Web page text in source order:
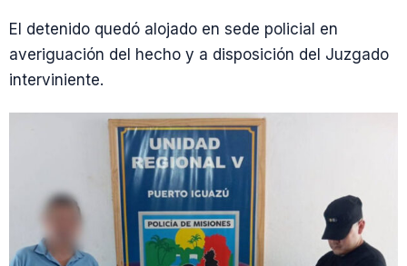
El detenido quedó alojado en sede policial en
averiguación del hecho y a disposición del Juzgado
interviniente.